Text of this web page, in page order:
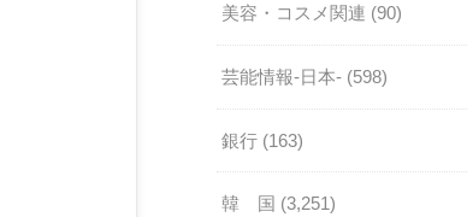
美容・コスメ関連 (90)
芸能情報-日本- (598)
銀行 (163)
韓 国 (3,251)